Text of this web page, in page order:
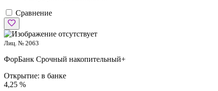
Сравнение
Лиц. № 2063
ФорБанк Срочный накопительный+
Открытие: в банке
4,25 %